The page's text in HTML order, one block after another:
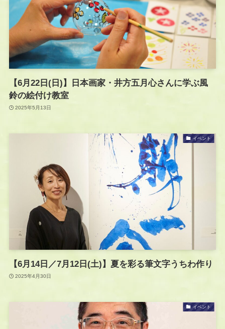
【6月22日(日)】日本画家・井方五月心さんに学ぶ風
鈴の絵付け教室
2025年5月13日
イベント
【6月14日／7月12日(土)】夏を彩る筆文字うちわ作り
2025年4月30日
イベント